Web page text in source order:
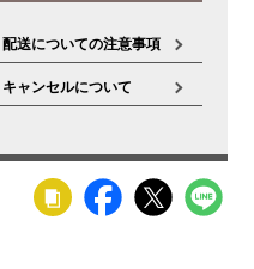
配送についての注意事項
キャンセルについて